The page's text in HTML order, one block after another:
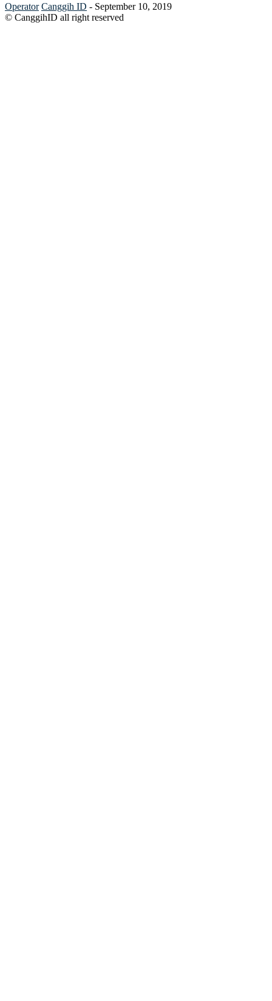
Operator Canggih ID - September 10, 2019
© CanggihID all right reserved